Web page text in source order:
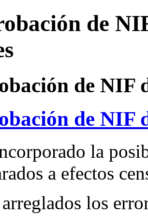
de
de NIF
de NIF
la
a efectos
los